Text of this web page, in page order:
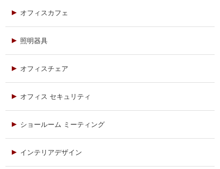
オフィスカフェ
照明器具
オフィスチェア
オフィス セキュリティ
ショールーム ミーティング
インテリアデザイン